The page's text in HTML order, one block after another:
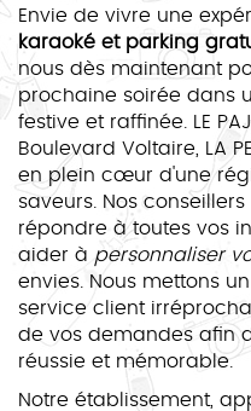
Envie de vivre une
karaoké et parking
nous dès maintenant
prochaine soirée dans
festive et raffinée. LE
Boulevard Voltaire, LA
en plein cœur d'une
saveurs. Nos
répondre à toutes vos
aider à personnaliser
envies. Nous mettons
service client
de vos demandes afin
réussie et mémorable.
Notre établissement,